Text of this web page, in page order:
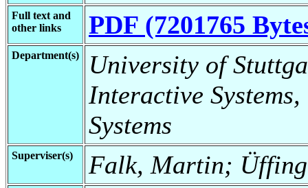
Full text and
other links
PDF (7201765
Department(s)
University of
Interactive
Systems
Superviser(s) Falk, Martin;